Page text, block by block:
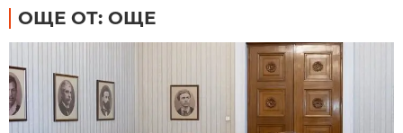
ОЩЕ ОТ: ОЩЕ